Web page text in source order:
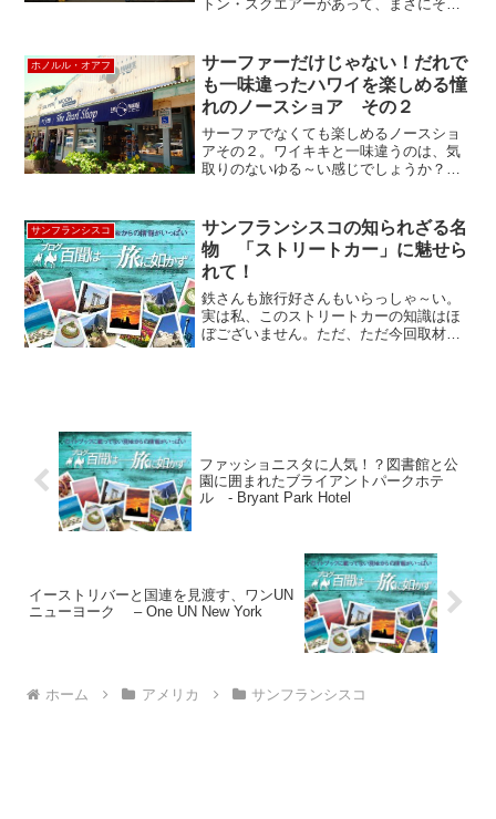
トン・スクエアーがあって、まさにその
学生達でいつも賑わっている楽しい所で
す。パリの凱旋門にはそ...
ホノルル・オアフ
サーファーだけじゃない！だれで
も一味違ったハワイを楽しめる憧
れのノースショア その２
サーファでなくても楽しめるノースショ
アその２。ワイキキと一味違うのは、気
取りのないゆる～い感じでしょうか？店
でいいですね！地元の人にも人気のメキ
シカン・レストラン「チョ...
サンフランシスコ
サンフランシスコの知られざる名
物 「ストリートカー」に魅せら
れて！
鉄さんも旅行好さんもいらっしゃ～い。
実は私、このストリートカーの知識はほ
ぼございません。ただ、ただ今回取材を
ファッショニスタに人気！？図書館と公
園に囲まれたブライアントパークホテ
ル - Bryant Park Hotel
イーストリバーと国連を見渡す、ワンUN
ニューヨーク – One UN New York
ホーム アメリカ サンフランシスコ